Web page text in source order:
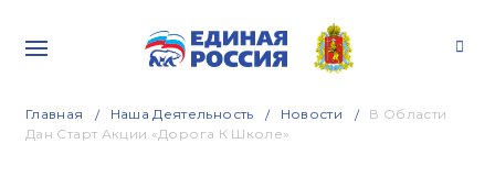
Главная Наша Деятельность Новости
В Области
Дан Старт Акции «Дорога К Школе»